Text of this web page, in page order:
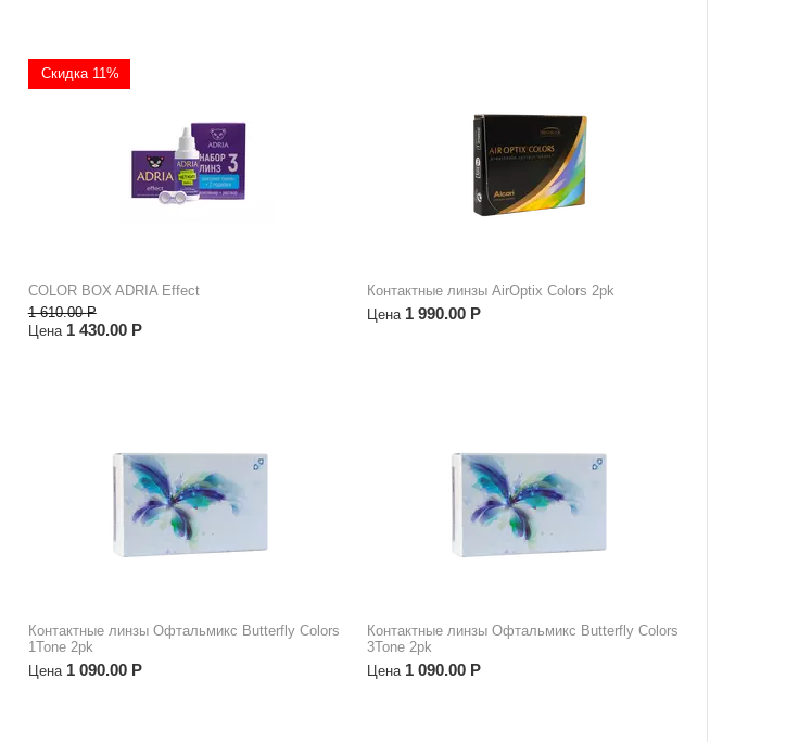
Скидка 11%
COLOR BOX ADRIA Effect
1 610.00 Р
Цена 1 430.00 Р
Контактные линзы AirOptix Colors 2pk
Цена 1 990.00 Р
Контактные линзы Офтальмикс Butterfly Сolors
1Tone 2pk
Цена 1 090.00 Р
Контактные линзы Офтальмикс Butterfly Сolors
3Tone 2pk
Цена 1 090.00 Р